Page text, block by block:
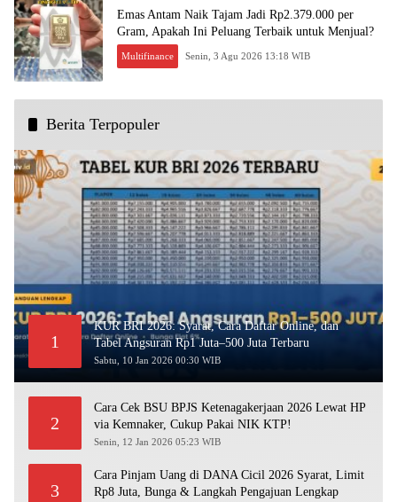
Emas Antam Naik Tajam Jadi Rp2.379.000 per
Gram, Apakah Ini Peluang Terbaik untuk Menjual?
Multifinance Senin, 3 Agu 2026 13:18 WIB
Berita Terpopuler
1
KUR BRI 2026: Syarat, Cara Daftar Online, dan
Tabel Angsuran Rp1 Juta–500 Juta Terbaru
Sabtu, 10 Jan 2026 00:30 WIB
2
Cara Cek BSU BPJS Ketenagakerjaan 2026 Lewat HP
via Kemnaker, Cukup Pakai NIK KTP!
Senin, 12 Jan 2026 05:23 WIB
3
Cara Pinjam Uang di DANA Cicil 2026 Syarat, Limit
Rp8 Juta, Bunga & Langkah Pengajuan Lengkap